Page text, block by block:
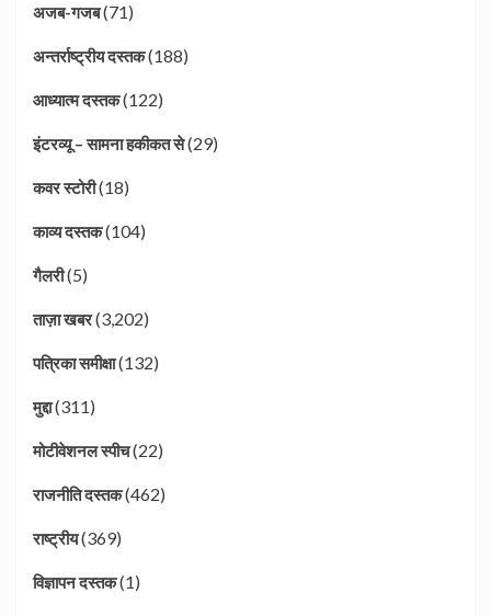
अजब-गजब(71)
अन्तर्राष्ट्रीय दस्तक(188)
आध्यात्म दस्तक(122)
इंटरव्यू – सामना हकीकत से(29)
कवर स्टोरी(18)
काव्य दस्तक(104)
गैलरी(5)
ताज़ा खबर(3,202)
पत्रिका समीक्षा(132)
मुद्दा(311)
मोटीवेशनल स्पीच(22)
राजनीति दस्तक(462)
राष्ट्रीय(369)
विज्ञापन दस्तक(1)